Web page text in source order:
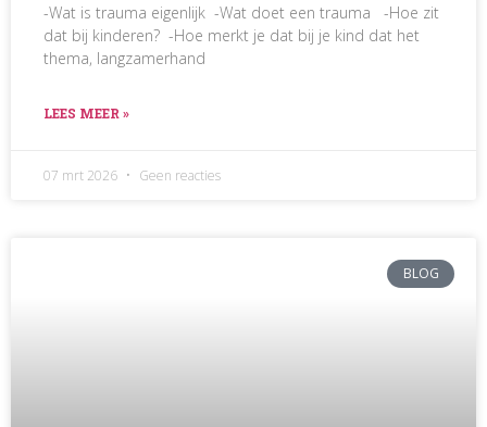
-Wat is trauma eigenlijk -Wat doet een trauma -Hoe zit
dat bij kinderen? -Hoe merkt je dat bij je kind dat het
thema, langzamerhand
LEES MEER »
07 mrt 2026 Geen reacties
BLOG